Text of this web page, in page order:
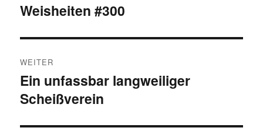
Vorheriger
Weisheiten #300
WEITER
Nächster
Beitrag:
Ein unfassbar langweiliger
Scheißverein